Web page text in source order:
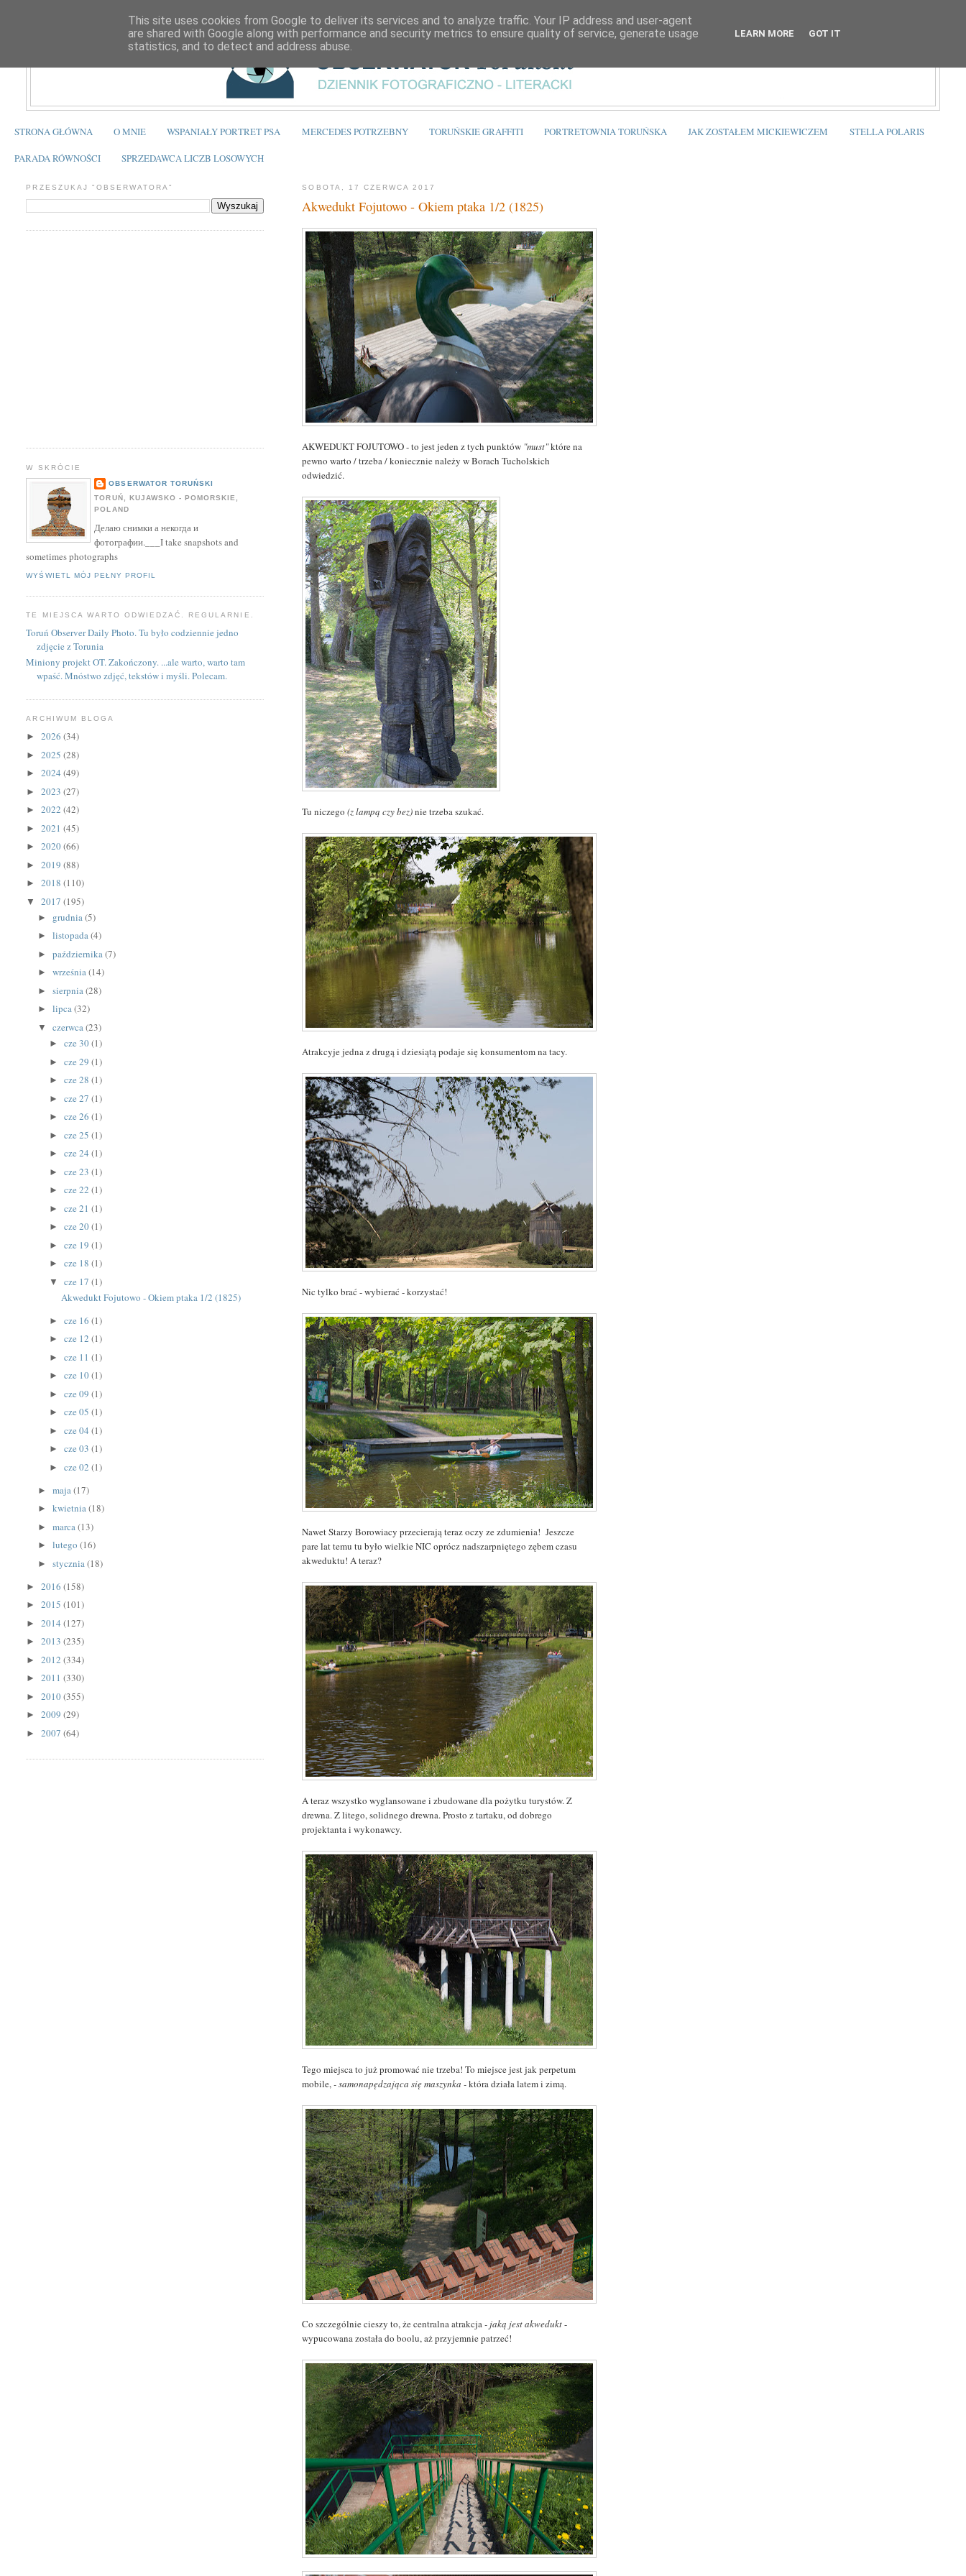
STRONA GŁÓWNA O MNIE WSPANIAŁY PORTRET PSA MERCEDES POTRZEBNY TORUŃSKIE GRAFFITI PORTRETOWNIA TORUŃSKA JAK ZOSTAŁEM MICKIEWICZEM STELLA POLARIS
PARADA RÓWNOŚCI SPRZEDAWCA LICZB LOSOWYCH
SOBOTA, 17 CZERWCA 2017
Akwedukt Fojutowo - Okiem ptaka 1/2 (1825)
AKWEDUKT FOJUTOWO - to jest jeden z tych punktów "must"które na
pewno warto / trzeba / koniecznie należy w Borach Tucholskich
odwiedzić.
Tu niczego(z lampą czy bez)nie trzeba szukać.
Atrakcyje jedna z drugą i dziesiątą podaje się konsumentom na tacy.
Nic tylko brać - wybierać - korzystać!
Nawet Starzy Borowiacy przecierają teraz oczy ze zdumienia! Jeszcze
pare lat temu tu było wielkie NIC oprócz nadszarpniętego zębem czasu
akweduktu! A teraz?
A teraz wszystko wyglansowane i zbudowane dla pożytku turystów. Z
drewna. Z litego, solidnego drewna. Prosto z tartaku, od dobrego
projektanta i wykonawcy.
Tego miejsca to już promować nie trzeba! To miejsce jest jak perpetum
mobile,- samonapędzająca się maszynka -która działa latem i zimą.
Co szczególnie cieszy to, że centralna atrakcja- jaką jest akwedukt-
wypucowana została do boolu, aż przyjemnie patrzeć!
PRZESZUKAJ "OBSERWATORA"
W SKRÓCIE
OBSERWATOR TORUŃSKI
TORUŃ, KUJAWSKO - POMORSKIE,
POLAND
Делаю снимки а некогда и
фотографии.___I take snapshots and
sometimes photographs
WYŚWIETL MÓJ PEŁNY PROFIL
TE MIEJSCA WARTO ODWIEDZAĆ. REGULARNIE.
Toruń Observer Daily Photo. Tu było codziennie jedno
zdjęcie z Torunia
Miniony projekt OT. Zakończony. ...ale warto, warto tam
wpaść. Mnóstwo zdjęć, tekstów i myśli. Polecam.
ARCHIWUM BLOGA
►2026(34)
►2025(28)
►2024(49)
►2023(27)
►2022(42)
►2021(45)
►2020(66)
►2019(88)
►2018(110)
▼2017(195)
► grudnia(5)
►listopada(4)
►października(7)
►września(14)
►sierpnia(28)
►lipca(32)
▼czerwca(23)
► cze 30(1)
► cze 29 (1)
► cze 28 (1)
► cze 27 (1)
► cze 26 (1)
► cze 25 (1)
► cze 24 (1)
► cze 23 (1)
► cze 22 (1)
► cze 21 (1)
► cze 20(1)
► cze 19 (1)
► cze 18 (1)
▼ cze 17 (1)
Akwedukt Fojutowo - Okiem ptaka 1/2 (1825)
► cze 16 (1)
► cze 12 (1)
► cze 11 (1)
► cze 10(1)
► cze 09 (1)
► cze 05 (1)
► cze 04 (1)
► cze 03 (1)
► cze 02 (1)
►maja(17)
►kwietnia(18)
►marca(13)
►lutego(16)
►stycznia(18)
►2016(158)
►2015(101)
►2014(127)
►2013(235)
►2012(334)
►2011(330)
►2010(355)
►2009(29)
►2007(64)
This site uses cookies from Google to deliver its services and to analyze traffic. Your IP address and user-agent
are shared with Google along with performance and security metrics to ensure quality of service, generate usage
statistics, and to detect and address abuse.
LEARN MORE GOT IT